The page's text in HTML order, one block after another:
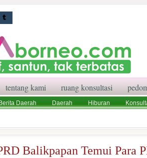
tentang kami ruang konsultasi
Berita Daerah Daerah Hiburan
Balikpapan Temui Para